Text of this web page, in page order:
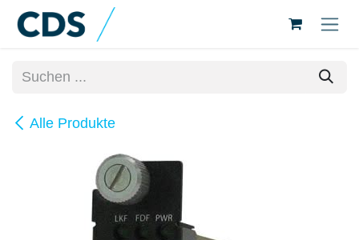
Zum Inhalt springen
Alle Produkte